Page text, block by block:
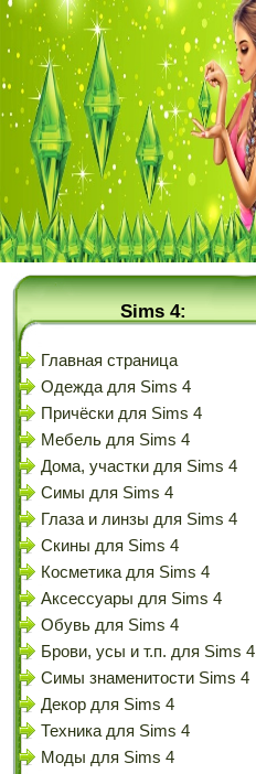
Sims 4:
Главная страница
Одежда для Sims 4
Причёски для Sims 4
Мебель для Sims 4
Дома, участки для Sims 4
Симы для Sims 4
Глаза и линзы для Sims 4
Скины для Sims 4
Косметика для Sims 4
Аксессуары для Sims 4
Обувь для Sims 4
Брови, усы и т.п. для Sims 4
Симы знаменитости Sims 4
Декор для Sims 4
Техника для Sims 4
Моды для Sims 4